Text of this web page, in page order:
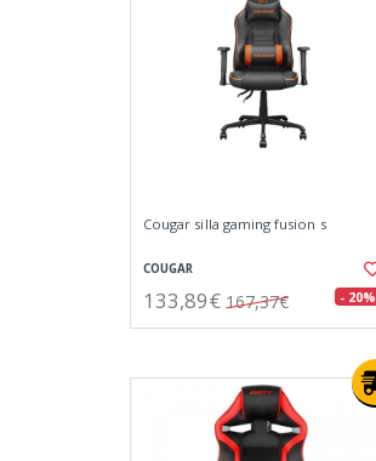
Cougar silla gaming fusion s
COUGAR
133,89€ 167,37€ - 20%